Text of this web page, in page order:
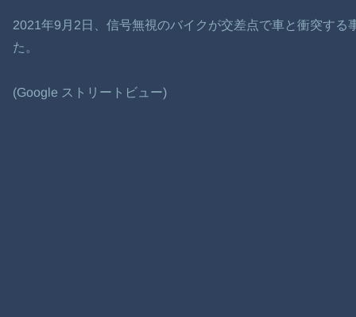
2021年9月2日、信号無視のバイクが交差点で車と衝突す
た。
(Google ストリートビュー)